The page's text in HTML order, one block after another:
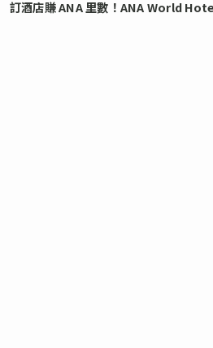
訂酒店賺 ANA 里數！ANA World